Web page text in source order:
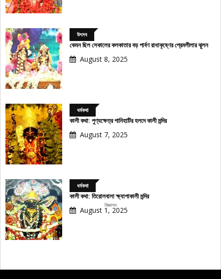
উৎসব
কেমন ছিল সেকালের কলকাতার বড় পার্বণ রাধাকৃষ্ণের প্রেমলীলার ঝুলন
August 8, 2025
ধর্মকথা
কালী কথা: পুণ্যক্ষেত্র পানিহাটির হলদে কালী মন্দির
August 7, 2025
ধর্মকথা
কালী কথা: তিরোলবালা ক্ষ্যাপাকালী মন্দির
August 1, 2025
বিজ্ঞাপন